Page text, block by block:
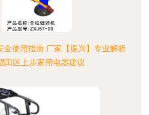
全使用指南 厂家【振兴】专业解析
田区上步家用电器建议